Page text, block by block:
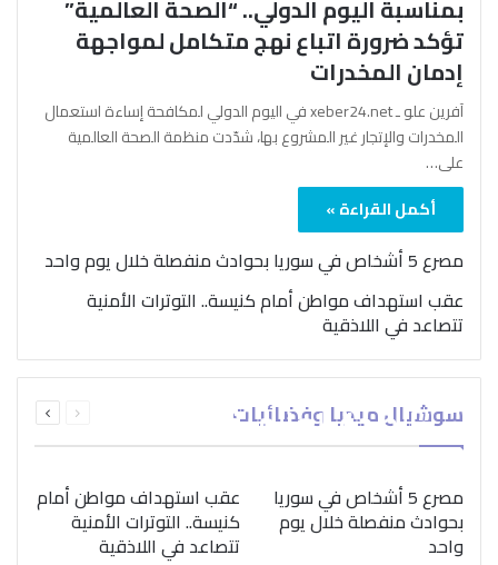
بمناسبة اليوم الدولي.. “الصحة العالمية”
تؤكد ضرورة اتباع نهج متكامل لمواجهة
إدمان المخدرات
آفرين علو ـ xeber24.net في اليوم الدولي لمكافحة إساءة استعمال
المخدرات والإتجار غير المشروع بها، شدّدت منظمة الصحة العالمية
على…
أكمل القراءة »
مصرع 5 أشخاص في سوريا بحوادث منفصلة خلال يوم واحد
عقب استهداف مواطن أمام كنيسة.. التوترات الأمنية
تتصاعد في اللاذقية
سوشيال ميديا وفضائيات الصفحةالصفحة
بمناسبة اليوم الدولي..
“الصحة العالمية” تؤكد
ضرورة اتباع نهج متكامل
لمواجهة إدمان المخدرات
مصرع 5 أشخاص في سوريا
بحوادث منفصلة خلال يوم
واحد
عقب استهداف مواطن أمام
كنيسة.. التوترات الأمنية
تتصاعد في اللاذقية